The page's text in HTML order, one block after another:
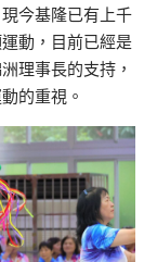
今基隆已有上千
動，目前已經是
理事長的支持，
的重視。